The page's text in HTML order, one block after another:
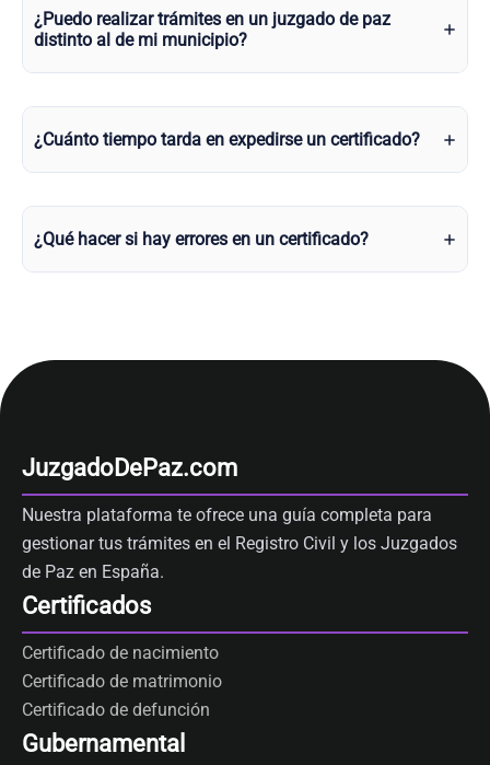
¿Puedo realizar trámites en un juzgado de paz
distinto al de mi municipio?
¿Cuánto tiempo tarda en expedirse un certificado?
¿Qué hacer si hay errores en un certificado?
JuzgadoDePaz.com
Nuestra plataforma te ofrece una guía completa para
gestionar tus trámites en el Registro Civil y los Juzgados
de Paz en España.
Certificados
Certificado de nacimiento
Certificado de matrimonio
Certificado de defunción
Gubernamental